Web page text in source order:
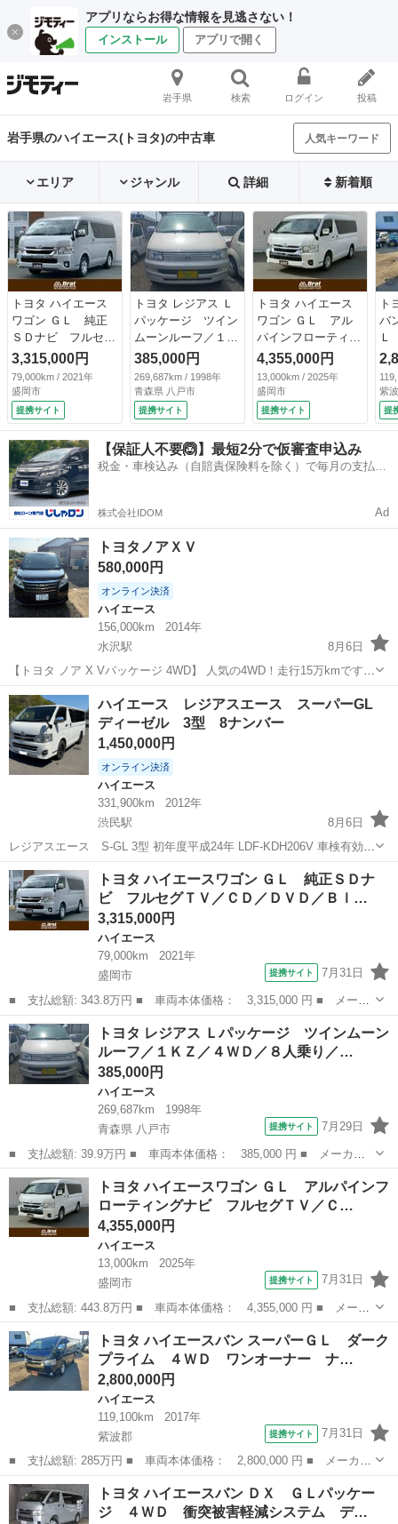
アプリならお得な情報を見逃さない！
インストール アプリで開く
岩手県 検索 ログイン 投稿
岩手県のハイエース(トヨタ)の中古車 人気キーワード
エリア ジャンル 詳細 新着順
トヨタ ハイエース
ワゴン ＧＬ 純正
ＳＤナビ フルセグ
ＴＶ／ＣＤ／ＤＶＤ
／Ｂｌｕｅｔｏｏｔ
ｈ バックカメラ
ステアリングリモコ
ン ＬＥＤヘッドラ
イト ビルトインＥ
ＴＣ 電動格納ミラ
ー フォグライト
純正フロアマット
衝突軽減ブレーキ
3,315,000円
79,000km / 2021年
盛岡市
提携サイト
トヨタ レジアス Ｌ
パッケージ ツイン
ムーンルーフ／１Ｋ
Ｚ／４ＷＤ／８人乗
り／ＥＴＣ／電動カ
ーテン／フロントオ
ートエアコン／リヤ
ヒーター／リヤクー
ラー／パワーイージ
ークローザー／純正
アルミホイール／
385,000円
269,687km / 1998年
青森県 八戸市
提携サイト
トヨタ ハイエース
ワゴン ＧＬ アル
パインフローティン
グナビ フルセグＴ
Ｖ／ＣＤ／ＤＶＤ／
Ｂｌｕｅｔｏｏｔ
ｈ 全方位カメラ
アルパインミラー一
体ドライブレコーダ
ー パワースライド
ドア 衝突軽減ブレ
4,355,000円
13,000km / 2025年
盛岡市
提携サイト
ト
バ
Ｌ
ム
ー
Ｖ
Ｌ
Ｃ
紫
提
【保証人不要🙆】最短2分で仮審査申込み
税金・車検込み（自賠責保険料を除く）で毎月の支払額
株式会社IDOM Ad
トヨタノアＸＶ
580,000円
オンライン決済
ハイエース
156,000km
2014年
水沢駅
8月6日
【トヨタ ノア X Vパッケージ 4WD】 人気の4WD！走行15万kmです
が、エンジン・ミッションともに調子良好です。 ・4WDで雪道も安心
・エアコン良好 ・ファミリーや仕事用にも最適 ・荷室も広く使い勝手
抜群 ・ト...
岩手 奥州市 水沢駅
ハイエース レジアスエース スーパーGL
ディーゼル 3型 8ナンバー
1,450,000円
オンライン決済
ハイエース
331,900km
2012年
渋民駅
8月6日
レジアスエース S-GL 3型 初年度平成24年 LDF-KDH206V 車検有効期
限 令和8年10月29日 走行距離 331,900㎞ ディーゼル 車いす移動車
（6人乗り構造変更済み） 外装凹み、下回...
岩手 盛岡市 渋民駅 ハイエース
トヨタ ハイエースワゴン ＧＬ 純正ＳＤナ
ビ フルセグＴＶ／ＣＤ／ＤＶＤ／Ｂｌ…
3,315,000円
ハイエース
79,000km
2021年
盛岡市
提携サイト 7月31日
■ 支払総額: 343.8万円 ■ 車両本体価格： 3,315,000 円 ■ メーカ
ー名： トヨタ ■ 車種名： ハイエースワゴン ■ グレード名：
ＧＬ 純正ＳＤナビ フルセグＴＶ／ＣＤ／ＤＶＤ／Ｂｌｕｅｔｏｏ
ｔｈ バ...
岩手 盛岡市 ハイエース
トヨタ レジアス Ｌパッケージ ツインムーン
ルーフ／１ＫＺ／４ＷＤ／８人乗り／…
385,000円
ハイエース
269,687km
1998年
青森県 八戸市
提携サイト 7月29日
■ 支払総額: 39.9万円 ■ 車両本体価格： 385,000 円 ■ メーカー
名： トヨタ ■ 車種名： レジアス ■ グレード名： Ｌパッケー
ジ ツインムーンルーフ／１ＫＺ／４ＷＤ／８人乗り／ＥＴＣ／電動
カーテン／フ...
青森 八戸市 ハイエース
トヨタ ハイエースワゴン ＧＬ アルパインフ
ローティングナビ フルセグＴＶ／Ｃ…
4,355,000円
ハイエース
13,000km
2025年
盛岡市
提携サイト 7月31日
■ 支払総額: 443.8万円 ■ 車両本体価格： 4,355,000 円 ■ メーカ
ー名： トヨタ ■ 車種名： ハイエースワゴン ■ グレード名：
ＧＬ アルパインフローティングナビ フルセグＴＶ／ＣＤ／ＤＶＤ
／Ｂｌｕ...
岩手 盛岡市 ハイエース
トヨタ ハイエースバン スーパーＧＬ ダーク
プライム ４ＷＤ ワンオーナー ナ…
2,800,000円
ハイエース
119,100km
2017年
紫波郡
提携サイト 7月31日
■ 支払総額: 285万円 ■ 車両本体価格： 2,800,000 円 ■ メーカー
名： トヨタ ■ 車種名： ハイエースバン ■ グレード名： スー
パーＧＬ ダークプライム ４ＷＤ ワンオーナー ナビ ＴＶ バ
ックカメラ...
岩手 紫波郡 ハイエース
トヨタ ハイエースバン ＤＸ ＧＬパッケー
ジ ４ＷＤ 衝突被害軽減システム デ…